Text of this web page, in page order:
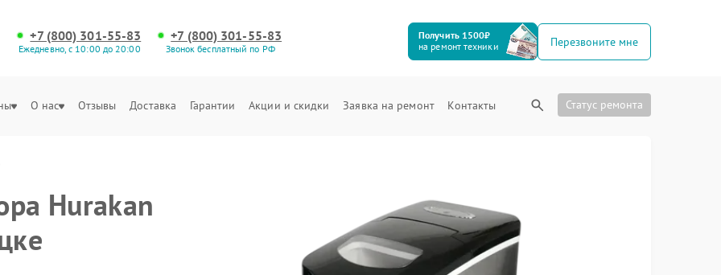
+7 (800) 301-55-83
Ежедневно, с 10:00 до 20:00
+7 (800) 301-55-83
Звонок бесплатный по РФ
Получить 1500₽
на ремонт техники
Перезвоните мне
О нас Отзывы Доставка Гарантии Акции и скидки Заявка на ремонт Контакты Статус ремонта
Hurakan